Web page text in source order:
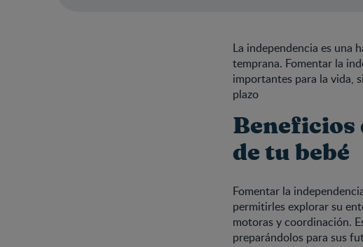
La independencia es una
temprana. Fomentar la
importantes para la vida,
plazo
Beneficios
de tu bebé
Fomentar la
permitirles explorar su
motoras y coordinación.
preparándolos para sus